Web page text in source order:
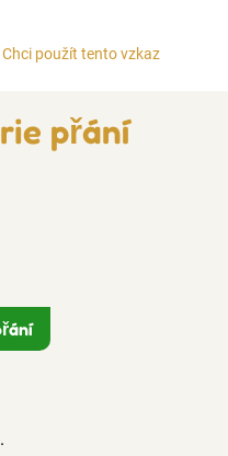
Chci použít tento vzkaz
přání
.